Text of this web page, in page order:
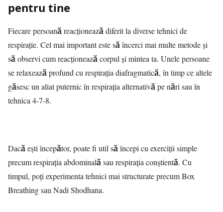
pentru tine
Fiecare persoană reacționează diferit la diverse tehnici de
respirație. Cel mai important este să încerci mai multe metode și
să observi cum reacționează corpul și mintea ta. Unele persoane
se relaxează profund cu respirația diafragmatică, în timp ce altele
găsesc un aliat puternic în respirația alternativă pe nări sau în
tehnica 4-7-8.
Dacă ești începător, poate fi util să începi cu exerciții simple
precum respirația abdominală sau respirația conștientă. Cu
timpul, poți experimenta tehnici mai structurate precum Box
Breathing sau Nadi Shodhana.